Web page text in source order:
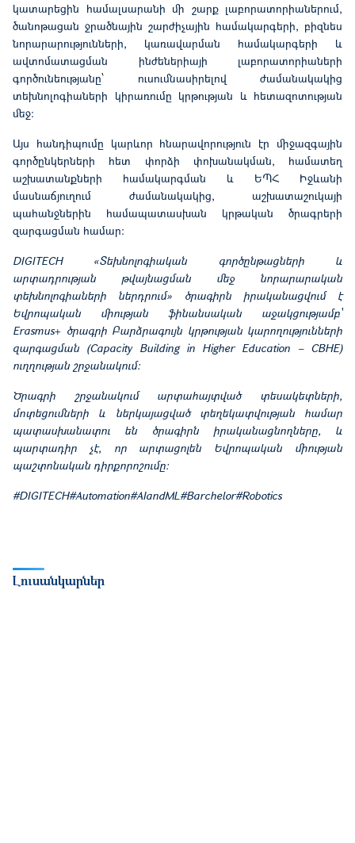
կատարեցին համալսարանի մի շարք լաբորատորիաներում,
ծանոթացան ջրածնային շարժիչային համակարգերի, բիզնես
նորարարությունների, կառավարման համակարգերի և
ավտոմատացման ինժեներիայի լաբորատորիաների
գործունեությանը՝ ուսումնասիրելով ժամանակակից
տեխնոլոգիաների կիրառումը կրթության և հետազոտության
մեջ:
Այս հանդիպումը կարևոր հնարավորություն էր միջազգային
գործընկերների հետ փորձի փոխանակման, համատեղ
աշխատանքների համակարգման և ԵՊՀ Իջևանի
մասնաճյուղում ժամանակակից, աշխատաշուկայի
պահանջներին համապատասխան կրթական ծրագրերի
զարգացման համար:
DIGITECH «Տեխնոլոգիական գործընթացների և
արտադրության թվայնացման մեջ նորարարական
տեխնոլոգիաների ներդրում» ծրագիրն իրականացվում է
Եվրոպական միության ֆինանսական աջակցությամբ՝
Erasmus+ ծրագրի Բարձրագույն կրթության կարողությունների
զարգացման (Capacity Building in Higher Education – CBHE)
ուղղության շրջանակում:
Ծրագրի շրջանակում արտահայտված տեսակետների,
մոտեցումների և ներկայացված տեղեկատվության համար
պատասխանատու են ծրագիրն իրականացնողները, և
պարտադիր չէ, որ արտացոլեն Եվրոպական միության
պաշտոնական դիրքորոշումը:
#DIGITECH#Automation#AIandML#Barchelor#Robotics
Լուսանկարներ